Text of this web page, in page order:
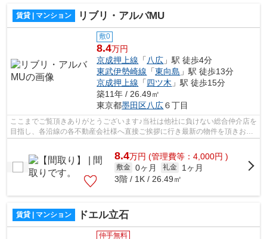
賃貸 | マンション リブリ・アルバMU
敷0
8.4万円
京成押上線 「 八広 」駅 徒歩4分
東武伊勢崎線 「東向島 」駅 徒歩13分
京成押上線 「四ツ木 」駅 徒歩15分
築11年 / 26.49㎡
東京都墨田区八広６丁目
ここまでご覧頂きありがとうございます♪当社は他社に負けない総合仲介店を
目指し、各沿線の各不動産会社様へ直接ご挨拶に行き最新の物件を頂きお客
8.4万円 (管理費等：4,000円 )
敷金 0ヶ月 礼金
1ヶ月
3階 / 1K / 26.49㎡
賃貸 | マンション ドエル立石
仲手無料